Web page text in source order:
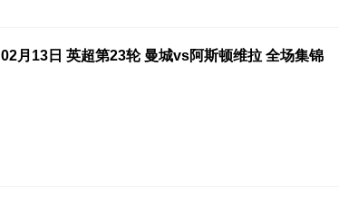
02月13日 英超第23轮 曼城vs阿斯顿维拉 全场集锦